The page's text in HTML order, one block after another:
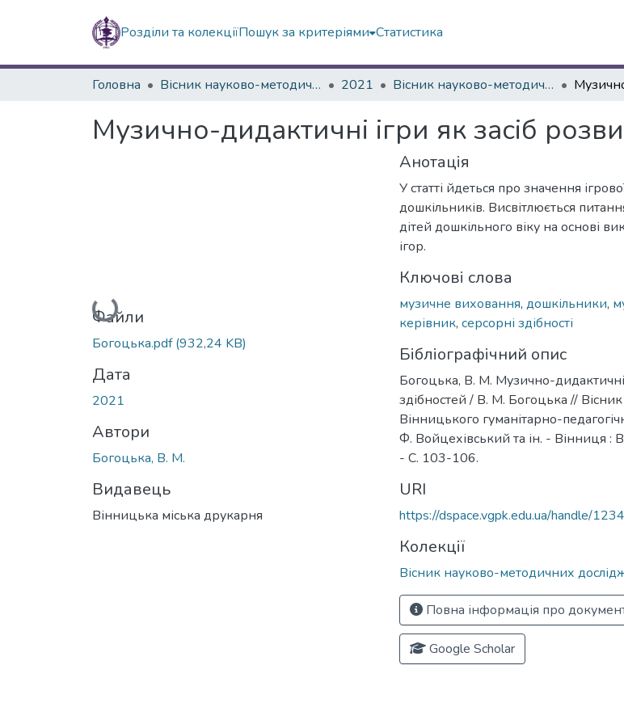
Розділи та колекціїПошук за критеріями Статистика
Головна Вісник науково-методичних досліджень ВГПК 2021 Вісник науково-методичних досліджень ВГПК № 1 (36)
Музично-дидактичні ігри як засіб
Вантажиться...
Файли
Богоцька.pdf(932,24 KB)
Дата
2021
Автори
Богоцька, В. М.
Видавець
Вінницька міська друкарня
Анотація
У статті йдеться про значення
дошкільників. Висвітлюється
дітей дошкільного віку на основі
ігор.
Ключові слова
музичне виховання, дошкільники,
керівник, серсорні здібності
Бібліографічний опис
Богоцька, В. М. Музично-дидактичні
здібностей / В. М. Богоцька //
Вінницького гуманітарно-
Ф. Войцехівський та ін. - Вінниця :
- С. 103-106.
URI
https://dspace.vgpk.edu.ua/handle/
Колекції
Вісник науково-методичних
Повна інформація про
Google Scholar